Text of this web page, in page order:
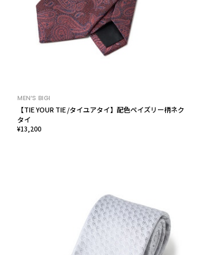
MEN’S BIGI
【TIE YOUR TIE /タイユアタイ】配色ペイズリー柄ネク
タイ
¥13,200